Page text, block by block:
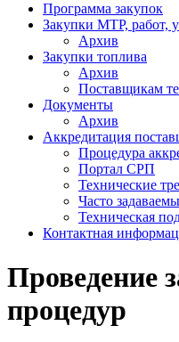
Программа закупок
Закупки МТР, работ,
Архив
Закупки топлива
Архив
Поставщикам
Документы
Архив
Аккредитация
Процедура
Портал СРП
Технические
Часто
Техническая
Контактная
Проведение
процедур